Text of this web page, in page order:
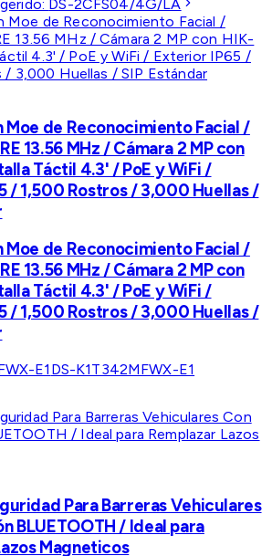
DS-2CFS04/4G/LA
Moe de Reconocimiento Facial /
13.56 MHz / Cámara 2 MP con
Táctil 4.3' / PoE y WiFi /
/ 1,500 Rostros / 3,000 Huellas /
Moe de Reconocimiento Facial /
13.56 MHz / Cámara 2 MP con
Táctil 4.3' / PoE y WiFi /
/ 1,500 Rostros / 3,000 Huellas /
E1 DS-K1T342MFWX-E1
Para Barreras Vehiculares
BLUETOOTH / Ideal para
Magneticos